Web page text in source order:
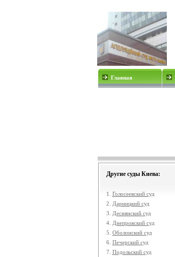
Главная
Другие суды Киева:
1. Голосеевский суд
2.
Дарницкий суд
3.
Деснянский суд
4. Днепровский суд
5. Оболонский суд
6. Печерский суд
7. Подольский суд